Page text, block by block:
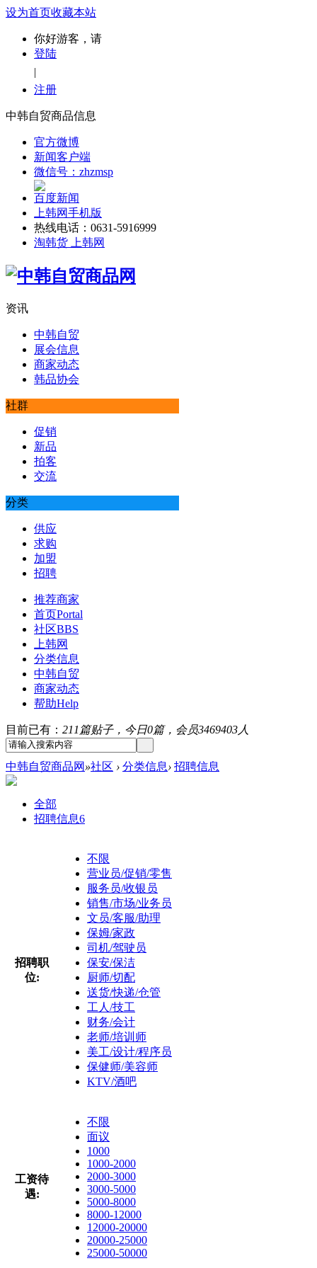
设为首页收藏本站
你好游客，请
登陆
|
注册
中韩自贸商品信息
官方微博
新闻客户端
微信号：zhzmsp
百度新闻
上韩网手机版
热线电话：0631-5916999
淘韩货 上韩网
资讯
中韩自贸
展会信息
商家动态
韩品协会
社群
促销
新品
拍客
交流
分类
供应
求购
加盟
招聘
推荐商家
首页Portal
社区BBS
上韩网
分类信息
中韩自贸
商家动态
帮助Help
目前已有： 211篇贴子，今日0篇，会员3469403人
中韩自贸商品网 »社区 › 分类信息› 招聘信息
全部
招聘信息6
招聘职
位:
不限
营业员/促销/零售
服务员/收银员
销售/市场/业务员
文员/客服/助理
保姆/家政
司机/驾驶员
保安/保洁
厨师/切配
送货/快递/仓管
工人/技工
财务/会计
老师/培训师
美工/设计/程序员
保健师/美容师
KTV/酒吧
工资待
遇:
不限
面议
1000
1000-2000
2000-3000
3000-5000
5000-8000
8000-12000
12000-20000
20000-25000
25000-50000